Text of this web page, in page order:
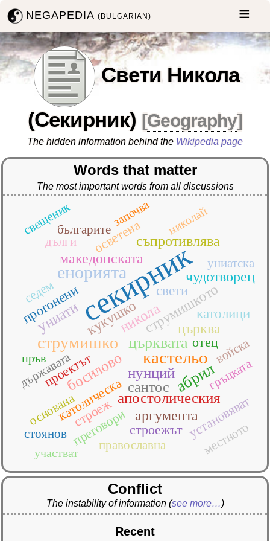
NEGAPEDIA(BULGARIAN)
Свети Никола
(Секирник) [Geography]
The hidden information behind the Wikipedia page
Words that matter
The most important words from all discussions
секирник
енорията
кастельо
струмишко
абрил
църквата
апостолическия
босилово нунций
униати
аргумента
кукушко
македонската
никола
сантос
струмишкото
съпротивлява
църква
чудотворец
католици
прогонени свети
католическа
осветена
отец
преговори
проектът
строеж
строежът установяват
българите
войска
гръцката
дълги
държавата
местното
основана
православна
свещеник
седем
стоянов
униатска
започва николай
пръв
участват
Conflict
The instability of information (see more…)
Recent